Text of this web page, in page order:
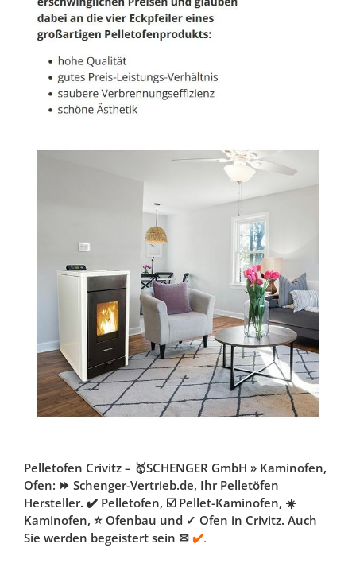
Pelletofen Crivitz – 🥇SCHENGER GmbH » Kaminofen,
Ofen: ⏩ Schenger-Vertrieb.de, Ihr Pelletöfen
Hersteller. ✔️ Pelletofen, ☑️ Pellet-Kaminofen, ☀️
Kaminofen, ⭐ Ofenbau und ✓ Ofen in Crivitz. Auch
Sie werden begeistert sein ✉ ✔️.